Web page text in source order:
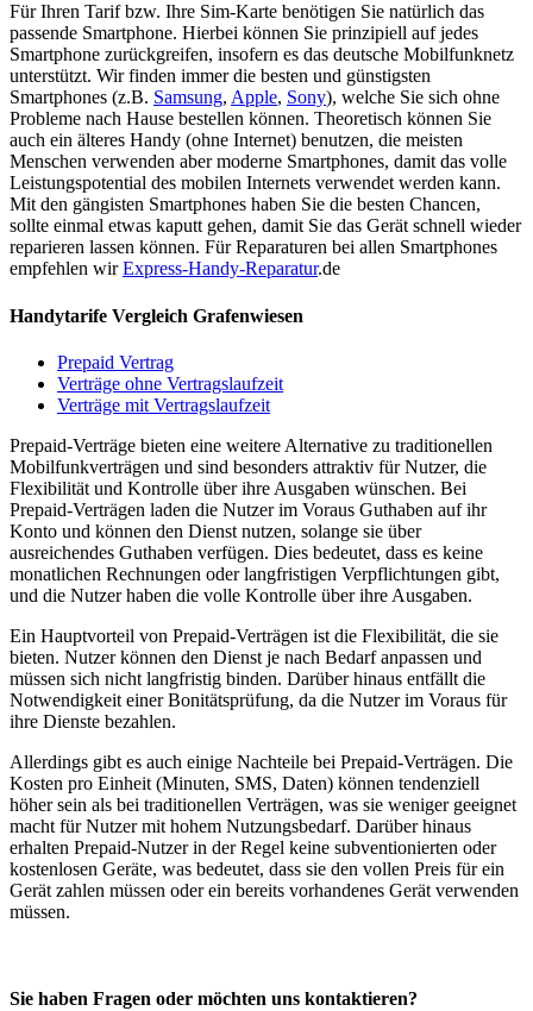
Für Ihren Tarif bzw. Ihre Sim-Karte benötigen Sie natürlich das
passende Smartphone. Hierbei können Sie prinzipiell auf jedes
Smartphone zurückgreifen, insofern es das deutsche Mobilfunknetz
unterstützt. Wir finden immer die besten und günstigsten
Smartphones (z.B. Samsung, Apple, Sony), welche Sie sich ohne
Probleme nach Hause bestellen können. Theoretisch können Sie
auch ein älteres Handy (ohne Internet) benutzen, die meisten
Menschen verwenden aber moderne Smartphones, damit das volle
Leistungspotential des mobilen Internets verwendet werden kann.
Mit den gängisten Smartphones haben Sie die besten Chancen,
sollte einmal etwas kaputt gehen, damit Sie das Gerät schnell wieder
reparieren lassen können. Für Reparaturen bei allen Smartphones
empfehlen wirExpress-Handy-Reparatur.de
Handytarife Vergleich Grafenwiesen
Prepaid Vertrag
Verträge ohne Vertragslaufzeit
Verträge mit Vertragslaufzeit
Prepaid-Verträge bieten eine weitere Alternative zu traditionellen
Mobilfunkverträgen und sind besonders attraktiv für Nutzer, die
Flexibilität und Kontrolle über ihre Ausgaben wünschen. Bei
Prepaid-Verträgen laden die Nutzer im Voraus Guthaben auf ihr
Konto und können den Dienst nutzen, solange sie über
ausreichendes Guthaben verfügen. Dies bedeutet, dass es keine
monatlichen Rechnungen oder langfristigen Verpflichtungen gibt,
und die Nutzer haben die volle Kontrolle über ihre Ausgaben.
Ein Hauptvorteil von Prepaid-Verträgen ist die Flexibilität, die sie
bieten. Nutzer können den Dienst je nach Bedarf anpassen und
müssen sich nicht langfristig binden. Darüber hinaus entfällt die
Notwendigkeit einer Bonitätsprüfung, da die Nutzer im Voraus für
ihre Dienste bezahlen.
Allerdings gibt es auch einige Nachteile bei Prepaid-Verträgen. Die
Kosten pro Einheit (Minuten, SMS, Daten) können tendenziell
höher sein als bei traditionellen Verträgen, was sie weniger geeignet
macht für Nutzer mit hohem Nutzungsbedarf. Darüber hinaus
erhalten Prepaid-Nutzer in der Regel keine subventionierten oder
kostenlosen Geräte, was bedeutet, dass sie den vollen Preis für ein
Gerät zahlen müssen oder ein bereits vorhandenes Gerät verwenden
müssen.
Sie haben Fragen oder möchten uns kontaktieren?